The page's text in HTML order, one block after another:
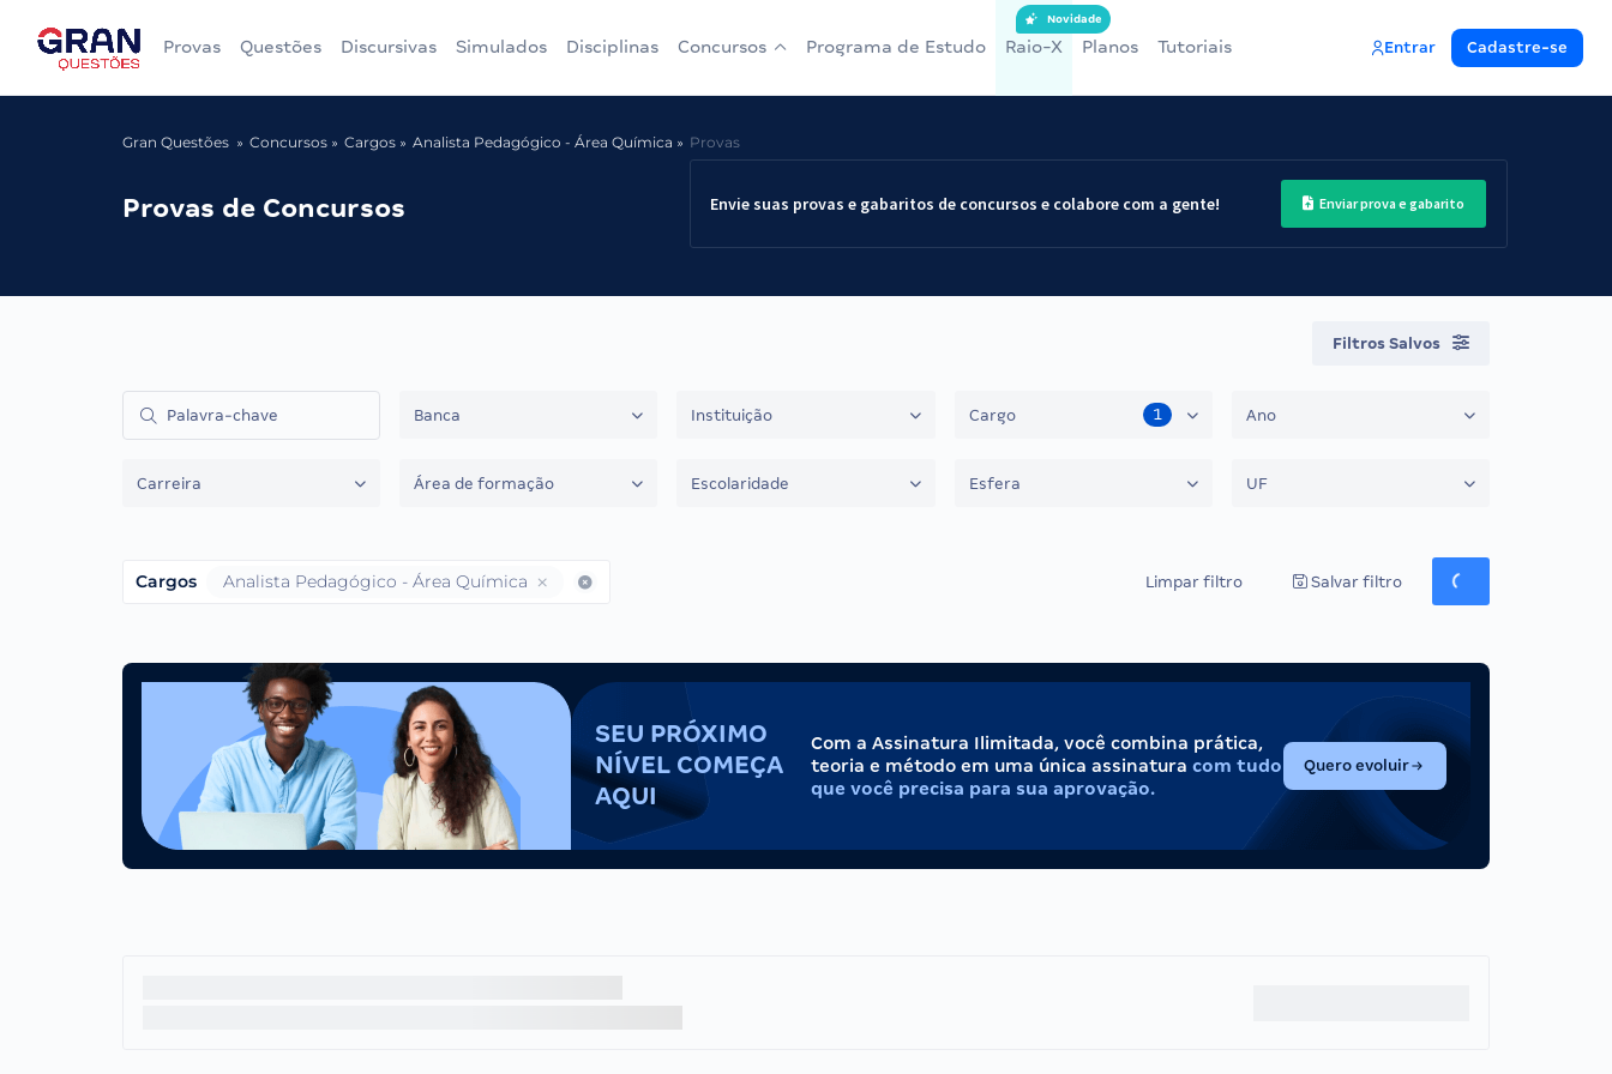
Provas Questões Discursivas Simulados Disciplinas Concursos Programa de Estudo Raio-X
Novidade
Planos Tutoriais Entrar Cadastre-se
Gran Questões Concursos Cargos Analista Pedagógico - Área Química Provas
Provas de Concursos Envie suas provas e gabaritos de concursos e colabore com a gente! Enviar prova e gabarito
Filtros Salvos
Banca Instituição Cargo 1 Ano
Carreira Área de formação Escolaridade Esfera UF
Cargos Analista Pedagógico - Área Química Limpar filtro Salvar filtro
SEU PRÓXIMO
NÍVEL COMEÇA
AQUI
Com a Assinatura Ilimitada, você combina prática,
teoria e método em uma única assinatura com tudo
que você precisa para sua aprovação.
Quero evoluir(abre em nova aba)